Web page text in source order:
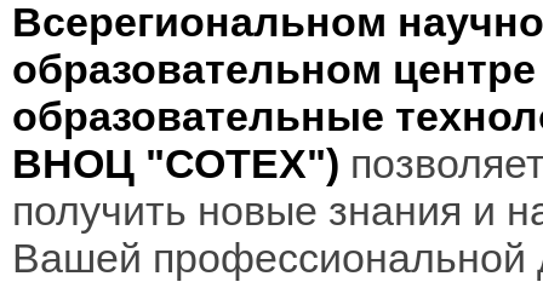
Всерегиональном
образовательном
образовательные
ВНОЦ "СОТЕХ")
получить новые знания и
Вашей профессиональной